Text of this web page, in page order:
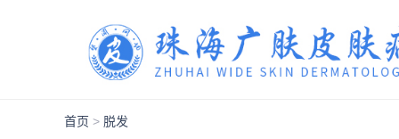
首页 > 脱发